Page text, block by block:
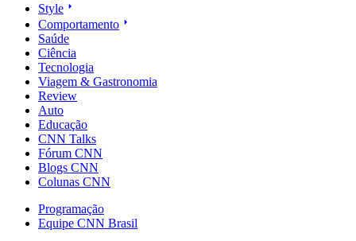
Style
Comportamento
Saúde
Ciência
Tecnologia
Viagem & Gastronomia
Review
Auto
Educação
CNN Talks
Fórum CNN
Blogs CNN
Colunas CNN
Programação
Equipe CNN Brasil